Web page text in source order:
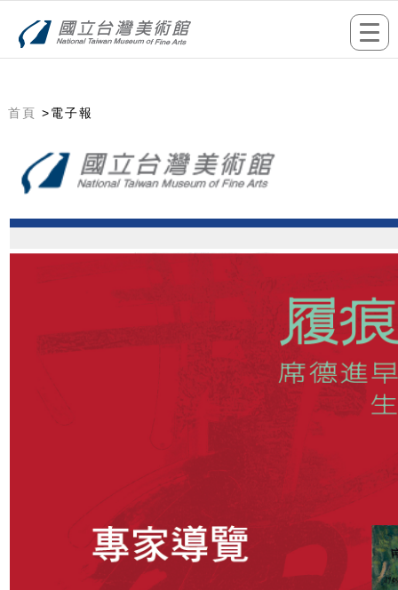
前往首頁
首頁 >電子報